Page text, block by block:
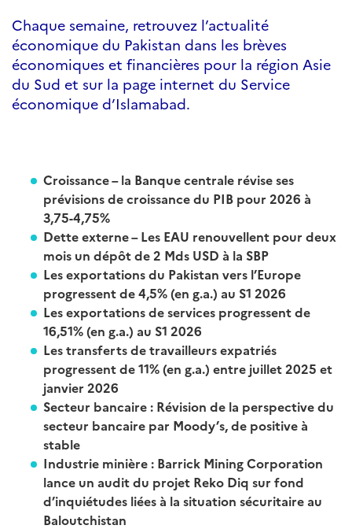
Chaque semaine, retrouvez l’actualité
économique du Pakistan dans les brèves
économiques et financières pour la région Asie
du Sud et sur la page internet du Service
économique d’Islamabad.
Croissance – la Banque centrale révise ses
prévisions de croissance du PIB pour 2026 à
3,75-4,75%
Dette externe – Les EAU renouvellent pour deux
mois un dépôt de 2 Mds USD à la SBP
Les exportations du Pakistan vers l’Europe
progressent de 4,5% (en g.a.) au S1 2026
Les exportations de services progressent de
16,51% (en g.a.) au S1 2026
Les transferts de travailleurs expatriés
progressent de 11% (en g.a.) entre juillet 2025 et
janvier 2026
Secteur bancaire : Révision de la perspective du
secteur bancaire par Moody’s, de positive à
stable
Industrie minière : Barrick Mining Corporation
lance un audit du projet Reko Diq sur fond
d’inquiétudes liées à la situation sécuritaire au
Baloutchistan